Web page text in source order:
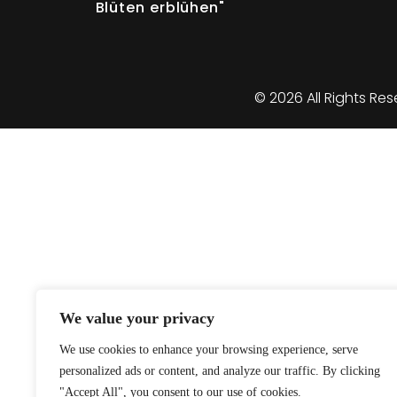
We value your privacy
We use cookies to enhance your browsing experience, serve
personalized ads or content, and analyze our traffic. By clicking
"Accept All", you consent to our use of cookies.
Blüten erblühen"
© 2026 All Rights